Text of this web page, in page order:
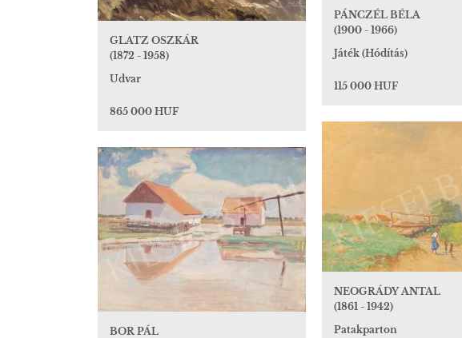
GLATZ OSZKÁR
(1872 - 1958)
Udvar
865 000 HUF
PÁNCZÉL BÉLA
(1900 - 1966)
Játék (Hódítás)
115 000 HUF
NEOGRÁDY ANTAL
(1861 - 1942)
Patakparton
BOR PÁL